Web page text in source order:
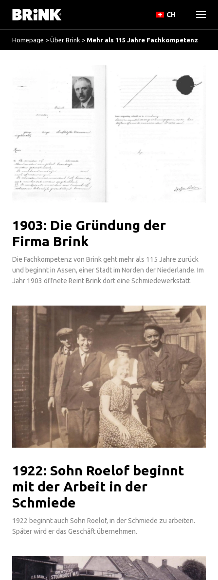
CH
Homepage > Über Brink > Mehr als 115 Jahre Fachkompetenz
1903: Die Gründung der
Firma Brink
Die Fachkompetenz von Brink geht mehr als 115 Jahre zurück
und beginnt in Assen, einer Stadt im Norden der Niederlande. Im
Jahr 1903 öffnete Reint Brink dort eine Schmiedewerkstatt.
1922: Sohn Roelof beginnt
mit der Arbeit in der
Schmiede
1922 beginnt auch Sohn Roelof, in der Schmiede zu arbeiten.
Später wird er das Geschäft übernehmen.